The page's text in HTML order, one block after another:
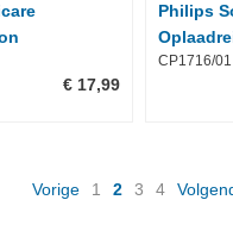
€ 17,99
Philips
CP1716/01
Vorige 1 2(current)
3 4